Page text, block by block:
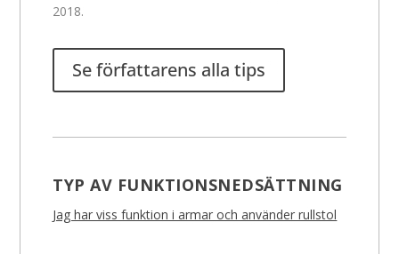
2018.
Se författarens alla tips
TYP AV FUNKTIONSNEDSÄTTNING
Jag har viss funktion i armar och använder rullstol